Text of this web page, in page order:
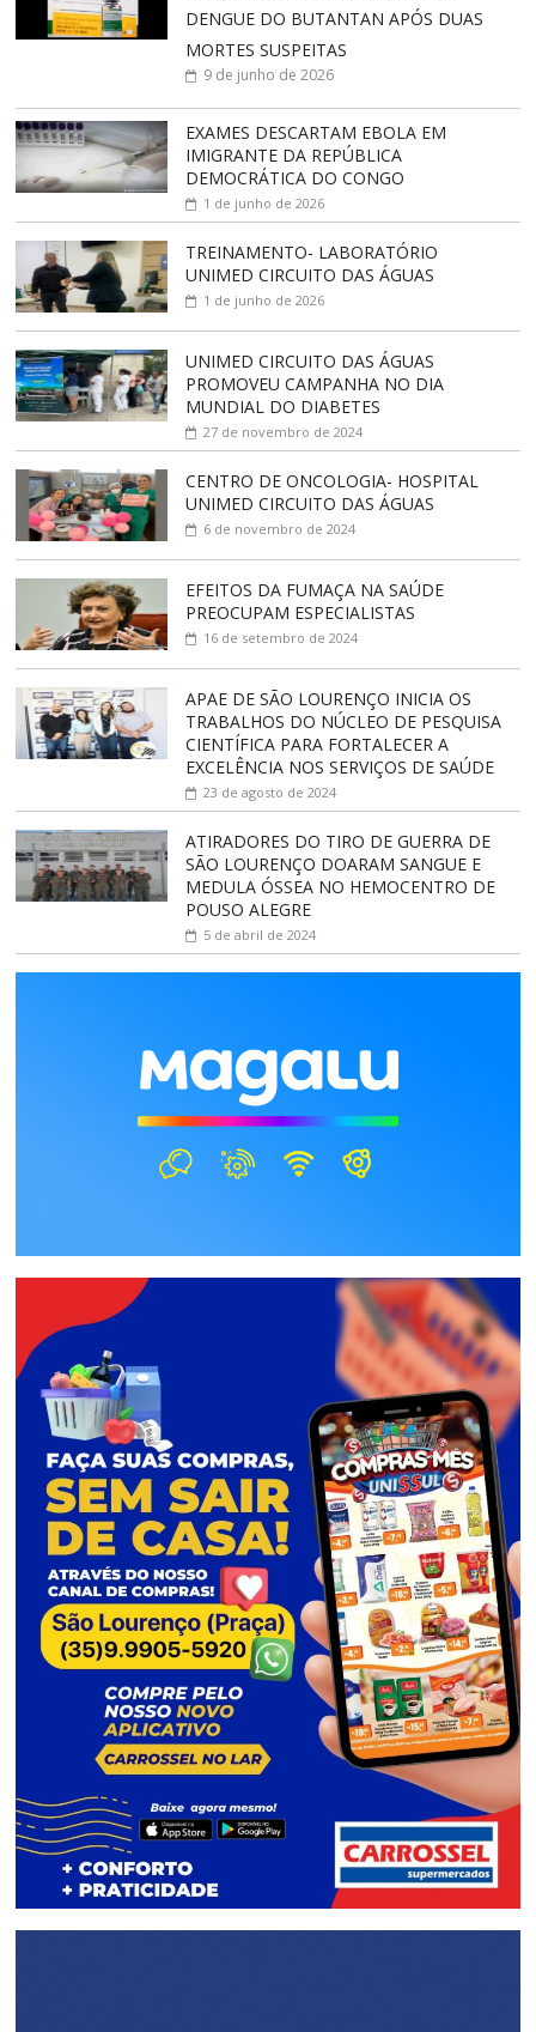
DENGUE DO BUTANTAN APÓS DUAS
MORTES SUSPEITAS
9 de junho de 2026
EXAMES DESCARTAM EBOLA EM
IMIGRANTE DA REPÚBLICA
DEMOCRÁTICA DO CONGO
1 de junho de 2026
TREINAMENTO- LABORATÓRIO
UNIMED CIRCUITO DAS ÁGUAS
1 de junho de 2026
UNIMED CIRCUITO DAS ÁGUAS
PROMOVEU CAMPANHA NO DIA
MUNDIAL DO DIABETES
27 de novembro de 2024
CENTRO DE ONCOLOGIA- HOSPITAL
UNIMED CIRCUITO DAS ÁGUAS
6 de novembro de 2024
EFEITOS DA FUMAÇA NA SAÚDE
PREOCUPAM ESPECIALISTAS
16 de setembro de 2024
APAE DE SÃO LOURENÇO INICIA OS
TRABALHOS DO NÚCLEO DE PESQUISA
CIENTÍFICA PARA FORTALECER A
EXCELÊNCIA NOS SERVIÇOS DE SAÚDE
23 de agosto de 2024
ATIRADORES DO TIRO DE GUERRA DE
SÃO LOURENÇO DOARAM SANGUE E
MEDULA ÓSSEA NO HEMOCENTRO DE
POUSO ALEGRE
5 de abril de 2024